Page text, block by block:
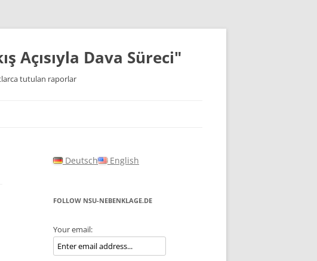
Açısıyla Dava Süreci"
tutulan raporlar
Deutsch English
FOLLOW NSU-NEBENKLAGE.DE
Your email: